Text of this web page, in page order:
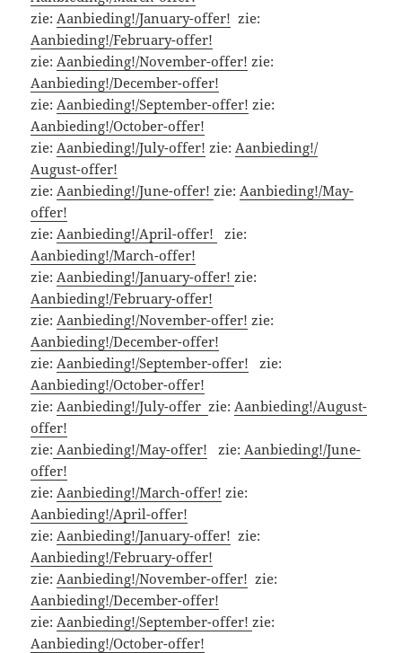
zie: Aanbieding!/January-offer! zie:
Aanbieding!/February-offer!
zie: Aanbieding!/November-offer! zie:
Aanbieding!/December-offer!
zie: Aanbieding!/September-offer! zie:
Aanbieding!/October-offer!
zie: Aanbieding!/July-offer! zie: Aanbieding!/
August-offer!
zie: Aanbieding!/June-offer!zie: Aanbieding!/May-
offer!
zie: Aanbieding!/April-offer!
zie:
Aanbieding!/March-offer!
zie: Aanbieding!/January-offer!zie:
Aanbieding!/February-offer!
zie: Aanbieding!/November-offer! zie:
Aanbieding!/December-offer!
zie: Aanbieding!/September-offer! zie:
Aanbieding!/October-offer!
zie: Aanbieding!/July-offerzie: Aanbieding!/August-
offer!
zie: Aanbieding!/May-offer! zie: Aanbieding!/June-
offer!
zie: Aanbieding!/March-offer! zie:
Aanbieding!/April-offer!
zie: Aanbieding!/January-offer! zie:
Aanbieding!/February-offer!
zie: Aanbieding!/November-offer! zie:
Aanbieding!/December-offer!
zie: Aanbieding!/September-offer!zie:
Aanbieding!/October-offer!